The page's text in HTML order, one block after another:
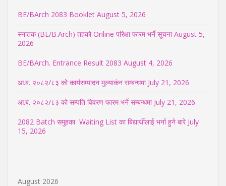
BE/BArch 2083 Booklet August 5, 2026
स्नातक (BE/B.Arch) तहको Online परिक्षा फारम भर्ने सूचना August 5,
2026
BE/BArch. Entrance Result 2083 August 4, 2026
आ.ब. २०८२/८३ को कार्यसम्पादन मुल्याकंन सम्बन्धमा July 21, 2026
आ.ब. २०८२/८३ को सम्पति विवरण फारम भर्ने सम्बन्धमा July 21, 2026
2082 Batch समुहका Waiting List का बिद्यार्थीलाई भर्ना हुने बारे July
15, 2026
August 2026